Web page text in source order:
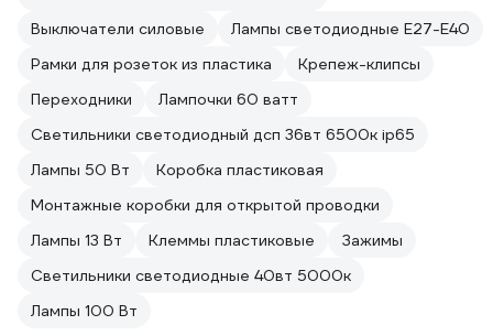
Выключатели силовые
Лампы светодиодные E27-E40
Рамки для розеток из пластика
Крепеж-клипсы
Переходники
Лампочки 60 ватт
Светильники светодиодный дсп 36вт 6500к ip65
Лампы 50 Вт
Коробка пластиковая
Монтажные коробки для открытой проводки
Лампы 13 Вт
Клеммы пластиковые
Зажимы
Светильники светодиодные 40вт 5000к
Лампы 100 Вт